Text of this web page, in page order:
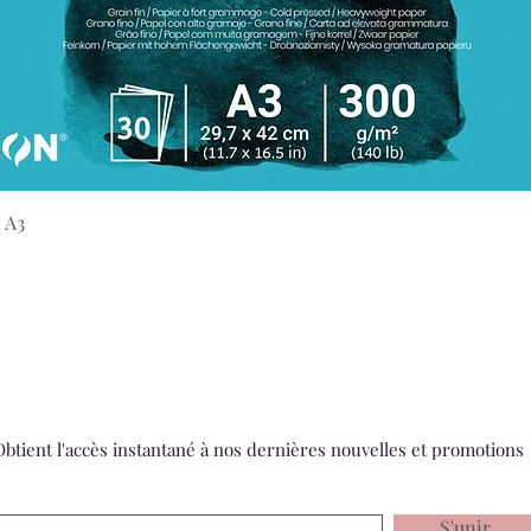
l'accès instantané à nos dernières nouvelles et promotions